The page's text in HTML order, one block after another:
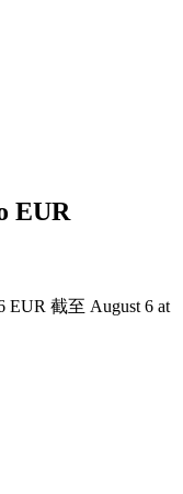
EUR
EUR 截至 August 6 at